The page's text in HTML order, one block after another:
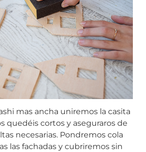
mas ancha uniremos la casita
quedéis cortos y aseguraros de
necesarias. Pondremos cola
las fachadas y cubriremos sin